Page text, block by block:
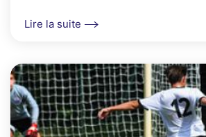
Lire la suite